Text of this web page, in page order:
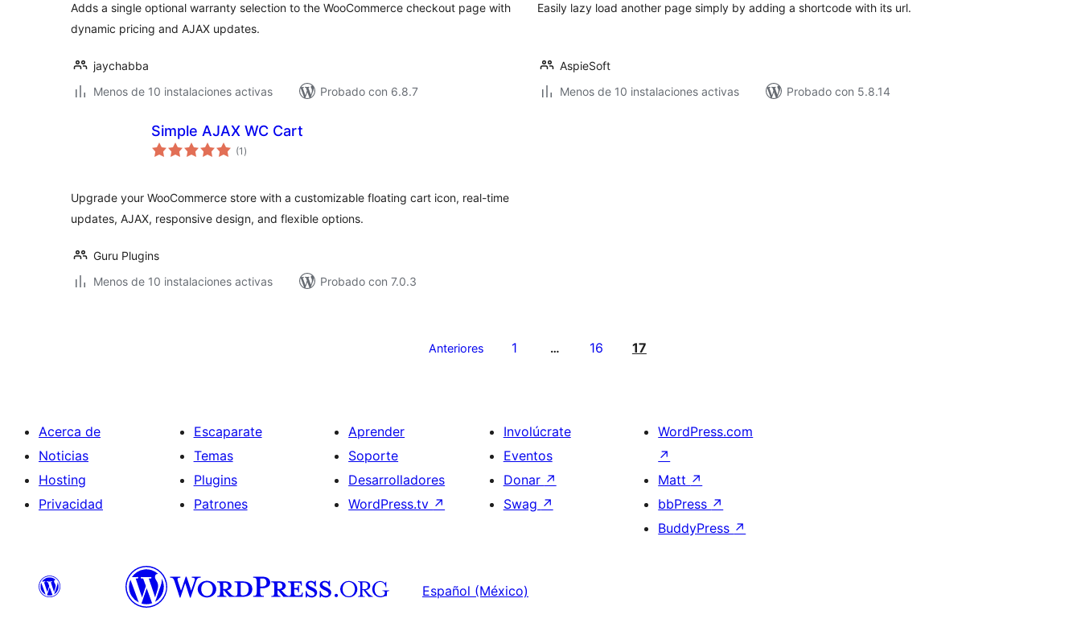
Adds a single optional warranty selection to the WooCommerce checkout page with
dynamic pricing and AJAX updates.
jaychabba
Menos de 10 instalaciones activas
Probado con 6.8.7
Easily lazy load another page simply by adding a shortcode with its url.
AspieSoft
Menos de 10 instalaciones activas
Probado con 5.8.14
Simple AJAX WC Cart
(1 total
de
)
Upgrade your WooCommerce store with a customizable floating cart icon, real-time
updates, AJAX, responsive design, and flexible options.
Guru Plugins
Menos de 10 instalaciones activas
Probado con 7.0.3
Anteriores 1 … 16 17
Acerca de
Noticias
Hosting
Privacidad
Escaparate
Temas
Plugins
Patrones
Aprender
Soporte
Desarrolladores
WordPress.tv ↗
Involúcrate
Eventos
Donar ↗
Swag ↗
WordPress.com
↗
Matt ↗
bbPress ↗
BuddyPress ↗
Español (México)